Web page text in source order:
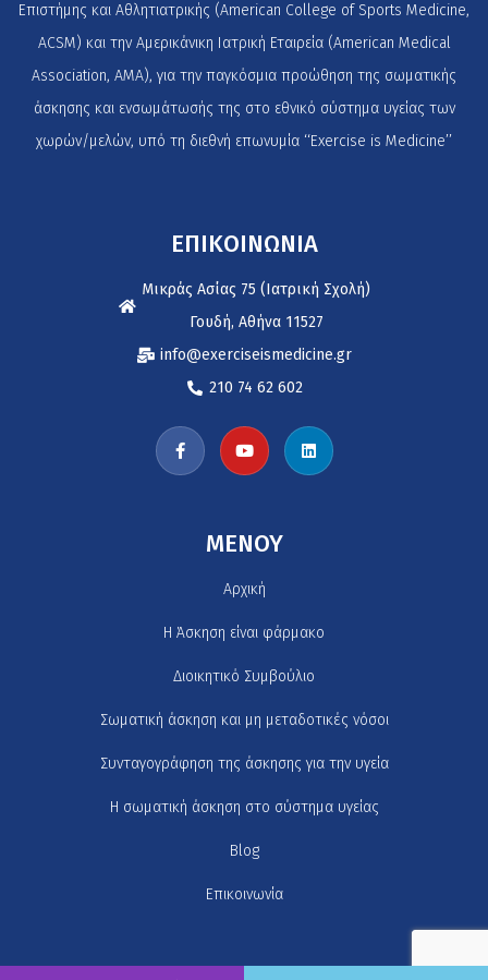
Επιστήμης και Αθλητιατρικής (American College of Sports Medicine,
ACSM) και την Αμερικάνικη Ιατρική Εταιρεία (American Medical
Association, AMA), για την παγκόσμια προώθηση της σωματικής
άσκησης και ενσωμάτωσής της στο εθνικό σύστημα υγείας των
χωρών/μελών, υπό τη διεθνή επωνυμία ‘‘Exercise is Medicine’’
ΕΠΙΚΟΙΝΩΝΙΑ
Μικράς Ασίας 75 (Ιατρική Σχολή)
Γουδή, Αθήνα 11527
info@exerciseismedicine.gr
210 74 62 602
MENOY
Αρχική
H Άσκηση είναι φάρμακο
Διοικητικό Συμβούλιο
Σωματική άσκηση και μη μεταδοτικές νόσοι
Συνταγογράφηση της άσκησης για την υγεία
Η σωματική άσκηση στο σύστημα υγείας
Blog
Επικοινωνία